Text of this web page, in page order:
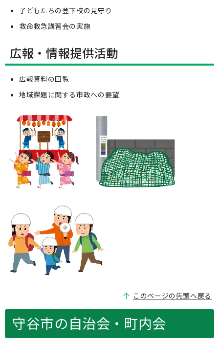
子どもたちの登下校の見守り
救命救急講習会の実施
広報・情報提供活動
広報資料の回覧
地域課題に関する市政への要望
このページの先頭へ戻る
守谷市の自治会・町内会